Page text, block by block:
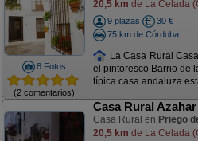
8 Fotos
(2 comentarios)
20,5 km de La Celada
9 plazas
30 €
75 km de Córdoba
La Casa Rural
el pintoresco Barrio de
típica casa andaluza
Casa Rural Azahar
Casa Rural en Priego
20,5 km de La Celada